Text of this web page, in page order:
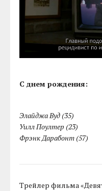
С днем рождения:
Элайджа Вуд (35)
Уилл Поултер (23)
Фрэнк Дарабонт (57)
Трейлер фильма